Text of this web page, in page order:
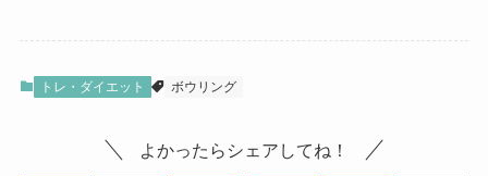
トレ・ダイエット ボウリング
よかったらシェアしてね！